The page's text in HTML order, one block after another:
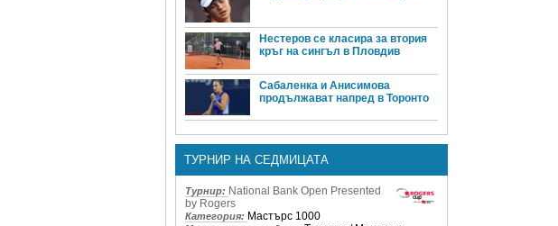
Нестеров се класира за втория
кръг на сингъл в Пловдив
Сабаленка и Анисимова
продължават напред в Торонто
ТУРНИР НА СЕДМИЦАТА
Турнир: National Bank Open Presented
by Rogers
Категория: Мастърс 1000